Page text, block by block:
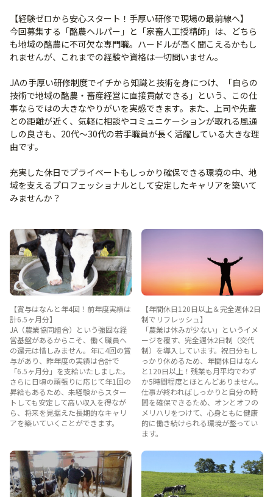
【経験ゼロから安心スタート！手厚い研修で現場の最前線へ】
今回募集する「酪農ヘルパー」と「家畜人工授精師」は、どちら
も地域の酪農に不可欠な専門職。ハードルが高く聞こえるかもし
れませんが、これまでの経験や資格は一切問いません。
JAの手厚い研修制度でイチから知識と技術を身につけ、「自らの
技術で地域の酪農・畜産経営に直接貢献できる」という、この仕
事ならではの大きなやりがいを実感できます。また、上司や先輩
との距離が近く、気軽に相談やコミュニケーションが取れる風通
しの良さも、20代〜30代の若手職員が長く活躍している大きな理
由です。
充実した休日でプライベートもしっかり確保できる環境の中、地
域を支えるプロフェッショナルとして安定したキャリアを築いて
みませんか？
【賞与はなんと年4回！前年度実績は
計6.5ヶ月分】
JA（農業協同組合）という強固な経
営基盤があるからこそ、働く職員へ
の還元は惜しみません。年に4回の賞
与があり、昨年度の実績は合計で
「6.5ヶ月分」を支給いたしました。
さらに日頃の頑張りに応じて年1回の
昇給もあるため、未経験からスター
トしても安定して高い収入を得なが
ら、将来を見据えた長期的なキャリ
アを築いていくことができます。
【年間休日120日以上＆完全週休2日
制でリフレッシュ】
「農業は休みが少ない」というイメ
ージを覆す、完全週休2日制（交代
制）を導入しています。祝日分もし
っかり休めるため、年間休日はなん
と120日以上！残業も月平均でわず
か5時間程度とほとんどありません。
仕事が終わればしっかりと自分の時
間を確保できるため、オンとオフの
メリハリをつけて、心身ともに健康
的に働き続けられる環境が整ってい
ます。